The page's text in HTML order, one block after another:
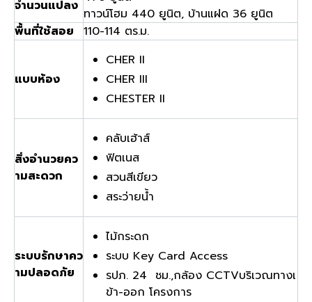
จำนวนแปลง ทาวน์โฮม 440 ยูนิต, บ้านแฝด 36 ยูนิต
พื้นที่ใช้สอย
110-114 ตร.ม.
แบบห้อง
CHER II
CHER III
CHESTER II
สิ่งอำนวยคว
ามสะดวก
คลับเฮ้าส์
ฟิตเนส
สวนสีเขียว
สระว่ายน้ำ
ระบบรักษาคว
ามปลอดภัย
ไม้กระดก
ระบบ Key Card Access
รปภ. 24 ชม.,กล้อง CCTVบริเวณทางเ
ข้า-ออก โครงการ